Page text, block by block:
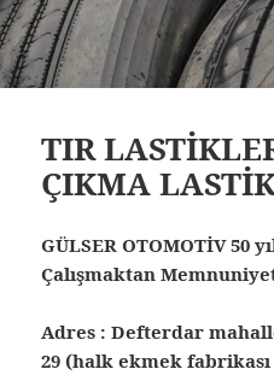
TIR
ÇIKMA
GÜLSER OTOMOTİV 50
Çalışmaktan
Adres : Defterdar
29 (halk ekmek